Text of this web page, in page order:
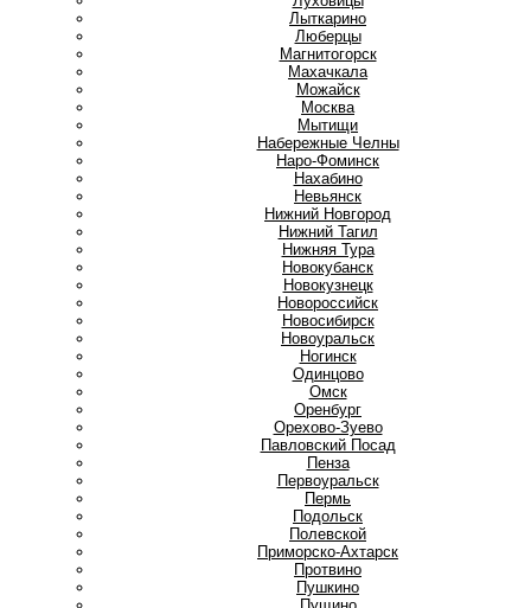
Лыткарино
Люберцы
Магнитогорск
Махачкала
Можайск
Москва
Мытищи
Набережные Челны
Наро-Фоминск
Нахабино
Невьянск
Нижний Новгород
Нижний Тагил
Нижняя Тура
Новокубанск
Новокузнецк
Новороссийск
Новосибирск
Новоуральск
Ногинск
Одинцово
Омск
Оренбург
Орехово-Зуево
Павловский Посад
Пенза
Первоуральск
Пермь
Подольск
Полевской
Приморско-Ахтарск
Протвино
Пушкино